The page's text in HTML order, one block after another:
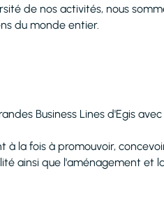
de nos activités, nous
du monde entier.
Business Lines d'Egis
à la fois à promouvoir,
ainsi que l'aménagement et